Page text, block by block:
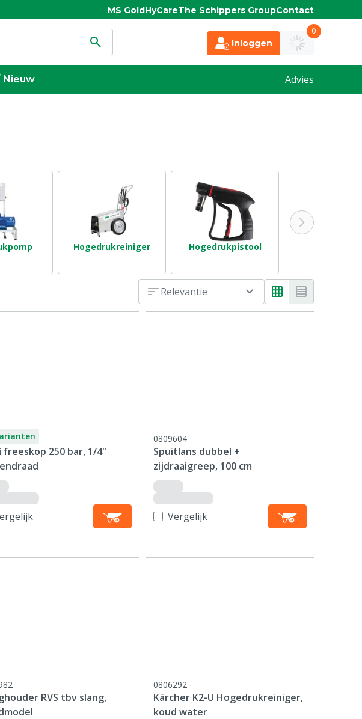
MS GoldHyCareThe Schippers GroupContact
Inloggen
0
Nieuw Advies
Hogedrukreiniger Hogedrukpistool
Relevantie
freeskop 250 bar, 1/4"
0809604
Spuitlans dubbel +
zijdraaigreep, 100 cm
Vergelijk
RVS tbv slang,
0806292
Kärcher K2-U Hogedrukreiniger,
koud water